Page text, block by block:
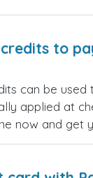
credits to
can be
applied at
now and get